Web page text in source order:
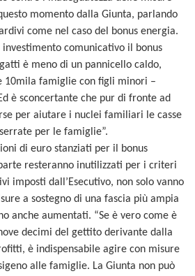
momento dalla Giunta, parlando
come nel caso del bonus energia.
investimento comunicativo il bonus
è meno di un pannicello caldo,
10mila famiglie con figli minori –
è sconcertante che pur di fronte ad
per aiutare i nuclei familiari le casse
per le famiglie”.
di euro stanziati per il bonus
resteranno inutilizzati per i criteri
imposti dall’Esecutivo, non solo vanno
a sostegno di una fascia più ampia
anche aumentati. “Se è vero come è
decimi del gettito derivante dalla
è indispensabile agire con misure
alle famiglie. La Giunta non può